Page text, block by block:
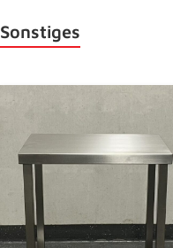
Sonstiges